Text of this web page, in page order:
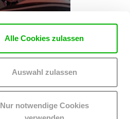
Alle Cookies zulassen
Auswahl zulassen
Nur notwendige Cookies